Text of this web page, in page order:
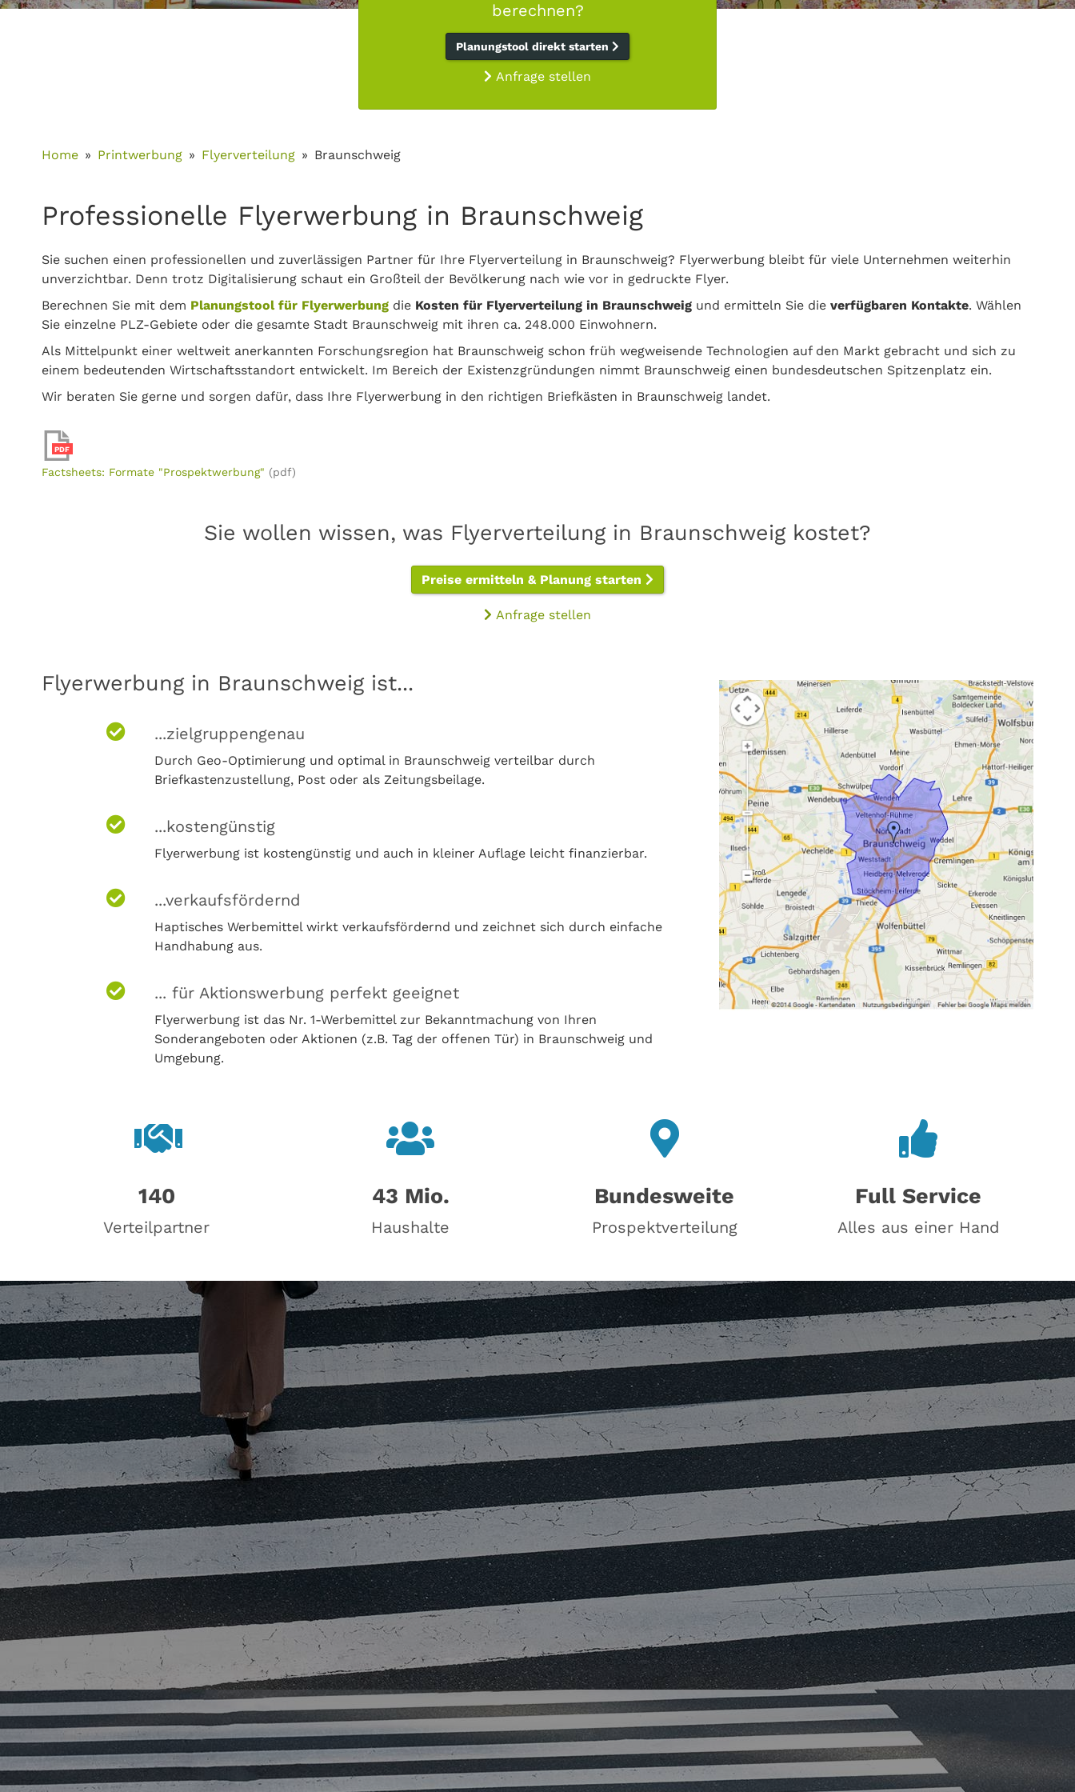
berechnen?
Planungstool direkt starten
Anfrage stellen
Home Printwerbung Flyerverteilung Braunschweig
Professionelle Flyerwerbung in Braunschweig
Sie suchen einen professionellen und zuverlässigen Partner für Ihre Flyerverteilung in Braunschweig? Flyerwerbung bleibt für viele Unternehmen weiterhin
unverzichtbar. Denn trotz Digitalisierung schaut ein Großteil der Bevölkerung nach wie vor in gedruckte Flyer.
Berechnen Sie mit dem Planungstool für Flyerwerbung die Kosten für Flyerverteilung in Braunschweig und ermitteln Sie die verfügbaren Kontakte. Wählen
Sie einzelne PLZ-Gebiete oder die gesamte Stadt Braunschweig mit ihren ca. 248.000 Einwohnern.
Als Mittelpunkt einer weltweit anerkannten Forschungsregion hat Braunschweig schon früh wegweisende Technologien auf den Markt gebracht und sich zu
einem bedeutenden Wirtschaftsstandort entwickelt. Im Bereich der Existenzgründungen nimmt Braunschweig einen bundesdeutschen Spitzenplatz ein.
Wir beraten Sie gerne und sorgen dafür, dass Ihre Flyerwerbung in den richtigen Briefkästen in Braunschweig landet.
PDF
Factsheets: Formate "Prospektwerbung" (pdf)
Sie wollen wissen, was Flyerverteilung in Braunschweig kostet?
Preise ermitteln & Planung starten
Anfrage stellen
Flyerwerbung in Braunschweig ist...
...zielgruppengenau
Durch Geo-Optimierung und optimal in Braunschweig verteilbar durch
Briefkastenzustellung, Post oder als Zeitungsbeilage.
...kostengünstig
Flyerwerbung ist kostengünstig und auch in kleiner Auflage leicht finanzierbar.
...verkaufsfördernd
Haptisches Werbemittel wirkt verkaufsfördernd und zeichnet sich durch einfache
Handhabung aus.
... für Aktionswerbung perfekt geeignet
Flyerwerbung ist das Nr. 1-Werbemittel zur Bekanntmachung von Ihren
Sonderangeboten oder Aktionen (z.B. Tag der offenen Tür) in Braunschweig und
Umgebung.
140
Verteilpartner
43 Mio.
Haushalte
Bundesweite
Prospektverteilung
Full Service
Alles aus einer Hand